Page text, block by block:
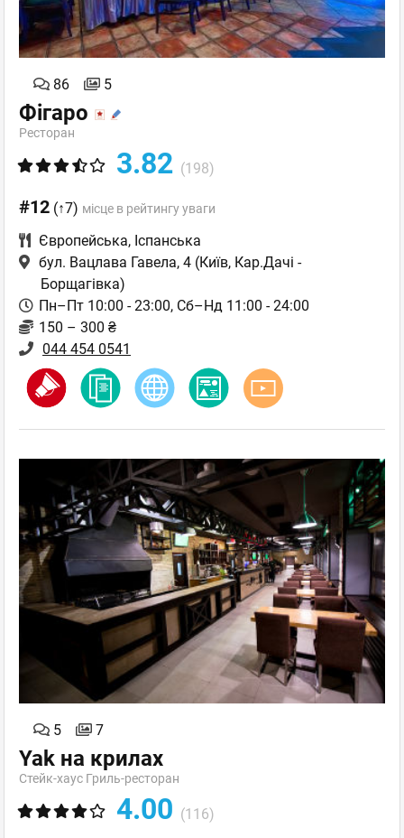
86 5
Фігаро
Ресторан
3.82 (198)
#12 (↑7) місце в рейтингу уваги
Європейська, Іспанська
бул. Вацлава Гавела, 4 (Київ, Кар.Дачі -
Борщагівка)
Пн–Пт 10:00 - 23:00, Сб–Нд 11:00 - 24:00
150 – 300 ₴
044 454 0541
5 7
Yak на крилах
Стейк-хаус Гриль-ресторан
4.00 (116)